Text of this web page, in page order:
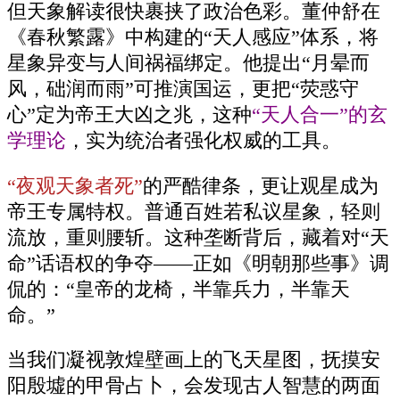
但天象解读很快裹挟了政治色彩。董仲舒在
《春秋繁露》中构建的“天人感应”体系，将
星象异变与人间祸福绑定。他提出“月晕而
风，础润而雨”可推演国运，更把“荧惑守
心”定为帝王大凶之兆，这种“天人合一”的玄
学理论 ，实为统治者强化权威的工具。
“夜观天象者死”的严酷律条，更让观星成为
帝王专属特权。普通百姓若私议星象，轻则
流放，重则腰斩。这种垄断背后，藏着对“天
命”话语权的争夺——正如《明朝那些事》调
侃的：“皇帝的龙椅，半靠兵力，半靠天
命。”
当我们凝视敦煌壁画上的飞天星图，抚摸安
阳殷墟的甲骨占卜，会发现古人智慧的两面